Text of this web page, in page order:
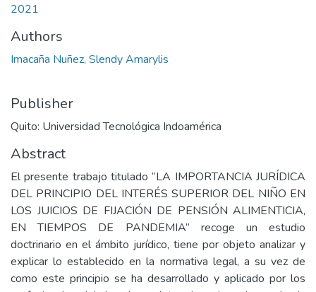
2021
Authors
Imacaña Nuñez, Slendy Amarylis
Publisher
Quito: Universidad Tecnológica Indoamérica
Abstract
El presente trabajo titulado “LA IMPORTANCIA JURÍDICA
DEL PRINCIPIO DEL INTERÉS SUPERIOR DEL NIÑO EN
LOS JUICIOS DE FIJACIÓN DE PENSIÓN ALIMENTICIA,
EN TIEMPOS DE PANDEMIA” recoge un estudio
doctrinario en el ámbito jurídico, tiene por objeto analizar y
explicar lo establecido en la normativa legal, a su vez de
como este principio se ha desarrollado y aplicado por los